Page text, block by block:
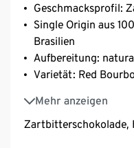
Geschmacksprofil:
Single Origin aus
Brasilien
Aufbereitung:
Varietät: Red
Mehr anzeigen
entkoffeiniert
Zartbitterschokolade,